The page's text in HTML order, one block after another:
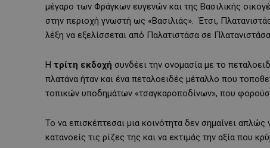
μέγαρο των Φράγκων ευγενών και της Βασιλικής
στην περιοχή γνωστή ως «Βασιλιάς». Έτσι,
λέξη να εξελίσσεται από Παλατιστάσα σε
Η τρίτη εκδοχή συνδέει την ονομασία με το
πλατάνα ήταν και ένα πεταλοειδές μέταλλο που
τοπικών υποδημάτων «τσαγκαροποδίνων», που
Το να επισκέπτεσαι μια κοινότητα δεν σημαίνει απλώς
κατανοείς τις ρίζες της και να εκτιμάς την αξία που